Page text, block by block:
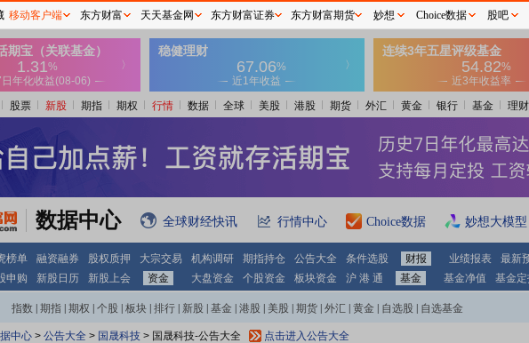
股票 新股 期指 期权 行情 数据 全球 美股 港股 期货 外汇 黄金 银行 基金 理财
数据中心 全球财经快讯 行情中心 Choice数据 妙想大模型
榜单 融资融券 股权质押 大宗交易 机构调研 期指持仓 公告大全 条件选股 财报 业绩报表 最新
申购 新股日历 新股上会 资金 大盘资金 个股资金 板块资金 沪 港 通 基金 基金净值 基金定
指数 期指 期权 个股 板块 排行 新股 基金 港股 美股 期货 外汇 黄金 自选股 自选基金
中心 > 公告大全 > 国晟科技 > 国晟科技-公告大全 点击进入公告大全
移动客户端 东方财富 天天基金网 东方财富证券 东方财富期货 妙想 Choice数据 股吧